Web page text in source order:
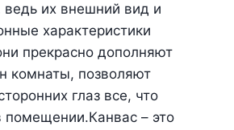
ведь их внешний вид и
характеристики
прекрасно дополняют
комнаты, позволяют
глаз все, что
помещении.Канвас – это